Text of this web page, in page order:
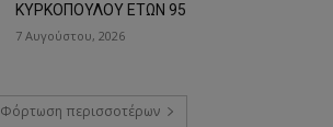
ΚΥΡΚΟΠΟΥΛΟΥ ΕΤΩΝ 95
7 Αυγούστου, 2026
Φόρτωση περισσοτέρων